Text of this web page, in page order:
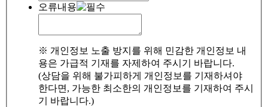
오류내용
※ 개인정보 노출 방지를 위해 민감한 개인정보 내
용은 가급적 기재를 자제하여 주시기 바랍니다.
(상담을 위해 불가피하게 개인정보를 기재하셔야
한다면, 가능한 최소한의 개인정보를 기재하여 주시
기 바랍니다.)